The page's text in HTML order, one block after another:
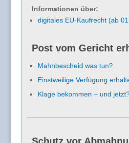
Informationen über:
digitales EU-Kaufrecht (ab
Post vom Gericht
Mahnbescheid was tun?
Einstweilige Verfügung
Klage bekommen – und